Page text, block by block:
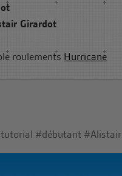
Girardot
roulements Hurricane
#débutant #Alistair